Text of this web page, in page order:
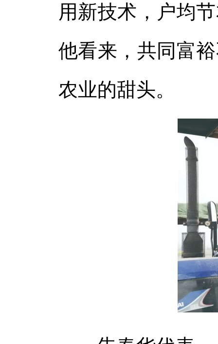
用新技术，户均
他看来，共同富
农业的甜头。